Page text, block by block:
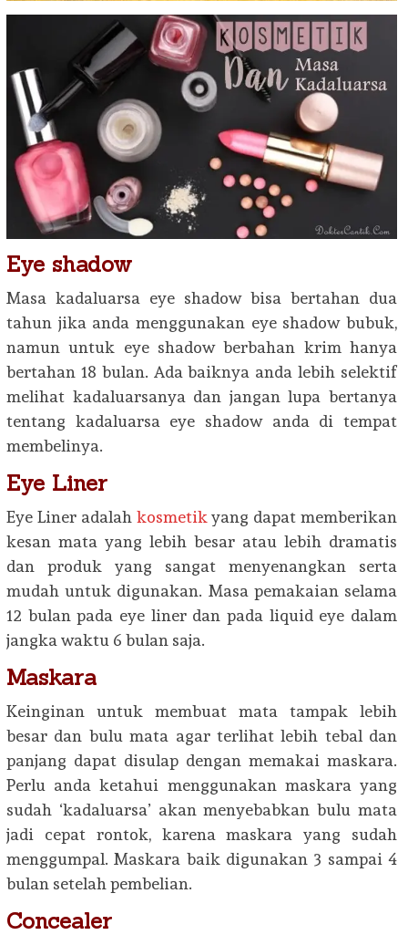
Eye shadow
Masa kadaluarsa eye shadow bisa bertahan dua
tahun jika anda menggunakan eye shadow bubuk,
namun untuk eye shadow berbahan krim hanya
bertahan 18 bulan. Ada baiknya anda lebih selektif
melihat kadaluarsanya dan jangan lupa bertanya
tentang kadaluarsa eye shadow anda di tempat
membelinya.
Eye Liner
Eye Liner adalah kosmetik yang dapat memberikan
kesan mata yang lebih besar atau lebih dramatis
dan produk yang sangat menyenangkan serta
mudah untuk digunakan. Masa pemakaian selama
12 bulan pada eye liner dan pada liquid eye dalam
jangka waktu 6 bulan saja.
Maskara
Keinginan untuk membuat mata tampak lebih
besar dan bulu mata agar terlihat lebih tebal dan
panjang dapat disulap dengan memakai maskara.
Perlu anda ketahui menggunakan maskara yang
sudah ‘kadaluarsa’ akan menyebabkan bulu mata
jadi cepat rontok, karena maskara yang sudah
menggumpal. Maskara baik digunakan 3 sampai 4
bulan setelah pembelian.
Concealer